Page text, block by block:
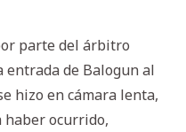
parte del árbitro
entrada de Balogun al
hizo en cámara lenta,
haber ocurrido,